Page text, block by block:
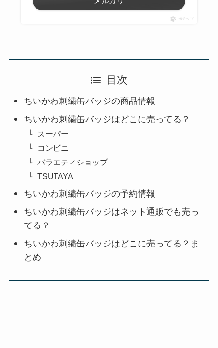
ポチップ
目次
ちいかわ刺繍缶バッジの商品情報
ちいかわ刺繍缶バッジはどこに売ってる？
スーパー
コンビニ
バラエティショップ
TSUTAYA
ちいかわ刺繍缶バッジの予約情報
ちいかわ刺繍缶バッジはネット通販でも売っ
てる？
ちいかわ刺繍缶バッジはどこに売ってる？ま
とめ